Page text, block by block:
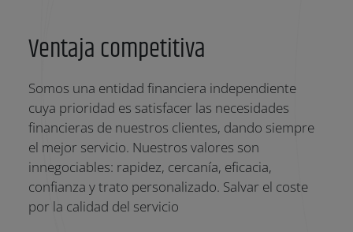
Ventaja competitiva
Somos una entidad financiera independiente
cuya prioridad es satisfacer las necesidades
financieras de nuestros clientes, dando siempre
el mejor servicio. Nuestros valores son
innegociables: rapidez, cercanía, eficacia,
confianza y trato personalizado. Salvar el coste
por la calidad del servicio